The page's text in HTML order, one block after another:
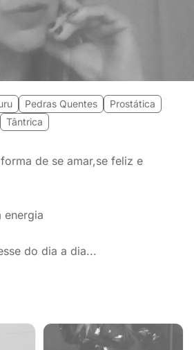
Pedras Quentes
Prostática
Tântrica
de se amar,se feliz e
energia
do dia a dia...